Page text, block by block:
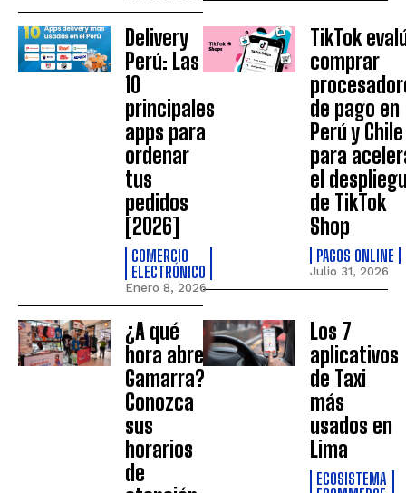
Delivery
Perú: Las
10
principales
apps para
ordenar
tus
pedidos
[2026]
COMERCIO
ELECTRÓNICO
Enero 8, 2026
TikTok
comprar
de pago en
Perú y Chile
para
el
de TikTok
Shop
PAGOS ONLINE
Julio 31, 2026
¿A qué
hora abre
Gamarra?
Conozca
sus
horarios
de
Los 7
aplicativos
de Taxi
más
usados en
Lima
ECOSISTEMA